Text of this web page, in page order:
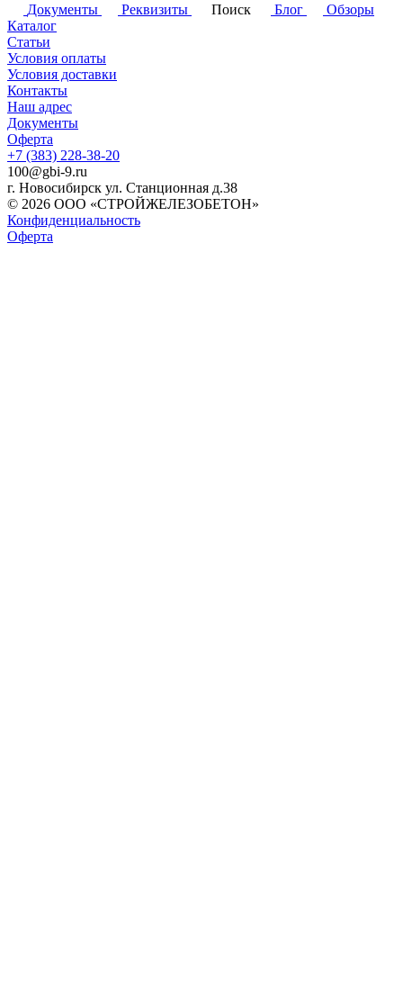
Документы
Реквизиты Поиск Блог
Обзоры
Каталог
Статьи
Условия оплаты
Условия доставки
Контакты
Наш адрес
Документы
Оферта
+7 (383) 228-38-20
100@gbi-9.ru
г. Новосибирск ул. Станционная д.38
© 2026 ООО «СТРОЙЖЕЛЕЗОБЕТОН»
Конфиденциальность
Оферта